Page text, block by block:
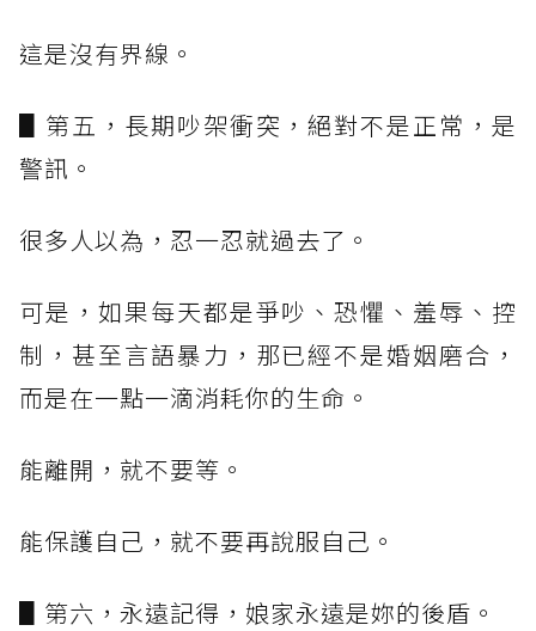
這是沒有界線。
▋第五，長期吵架衝突，絕對不是正常，是
警訊。
很多人以為，忍一忍就過去了。
可是，如果每天都是爭吵、恐懼、羞辱、控
制，甚至言語暴力，那已經不是婚姻磨合，
而是在一點一滴消耗你的生命。
能離開，就不要等。
能保護自己，就不要再說服自己。
▋第六，永遠記得，娘家永遠是妳的後盾。